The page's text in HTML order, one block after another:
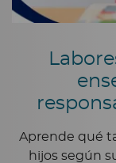
Aprende qué
hijos según